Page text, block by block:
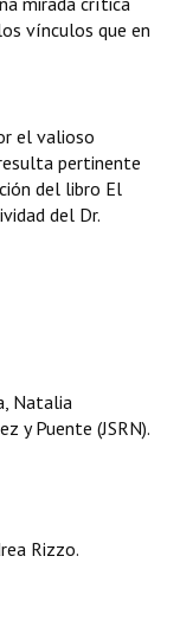
vínculos que en
el valioso
pertinente
del libro El
del Dr.
Natalia
y Puente (JSRN).
Rizzo.